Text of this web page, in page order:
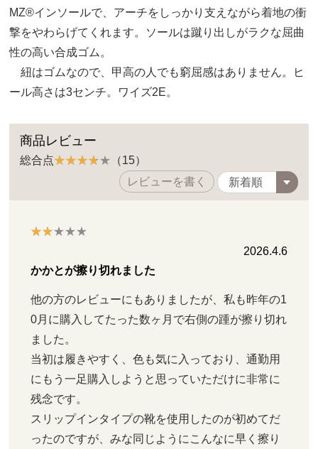
MZ®インソールで、アーチをしっかり支えながら着地の衝
撃をやわらげてくれます。ソールは蹴り出しがラクな屈曲
性の高い合成ゴム。
紐はゴムなので、甲高の人でも窮屈感はありません。ヒ
ール高さは3センチ。ワイズ2E。
商品レビュー
総合点
（15）
レビューを書く
2026.4.6
かかとが擦り切れました
他の方のレビューにもありましたが、私も昨年の1
0月に購入してたった数ヶ月で右側の踵が擦り切れ
ました。
当初は履きやすく、色も気に入っており、通勤用
にもう一足購入しようと思っていただけに非常に
残念です。
スリップインタイプの靴を使用したのが初めてだ
ったのですが、みな同じようにこんなに早く擦り